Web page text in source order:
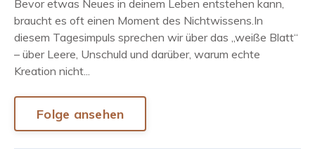
Bevor etwas Neues in deinem Leben entstehen kann,
braucht es oft einen Moment des Nichtwissens.In
diesem Tagesimpuls sprechen wir über das „weiße Blatt“
– über Leere, Unschuld und darüber, warum echte
Kreation nicht...
Folge ansehen